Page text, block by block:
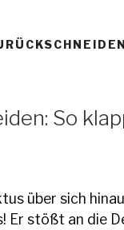
So
über sich
Er stößt an die